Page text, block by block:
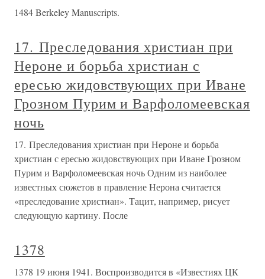
1484 Berkeley Manuscripts.
17. Преследования христиан при
Нероне и борьба христиан с
ересью жидовствующих при Иване
Грозном Пурим и Варфоломеевская
ночь
17. Преследования христиан при Нероне и борьба
христиан с ересью жидовствующих при Иване Грозном
Пурим и Варфоломеевская ночь Одним из наиболее
известных сюжетов в правление Нерона считается
«преследование христиан». Тацит, например, рисует
следующую картину. После
1378
1378 19 июня 1941. Воспроизводится в «Известиях ЦК